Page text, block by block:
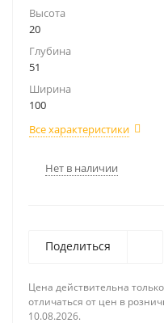
Высота
20
Глубина
51
Ширина
100
Все характеристики
Нет в наличии
Поделиться
Цена действительна
отличаться от цен в
10.08.2026.